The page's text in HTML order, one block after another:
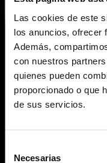
Las cookies de este
los anuncios, ofrecer
Además,
con nuestros
quienes pueden
proporcionado o que
de sus servicios.
Necesarias
ACOMPÁÑANOS
REGRESA